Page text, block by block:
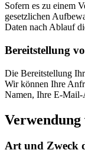
Sofern es zu einem
gesetzlichen
Daten nach Ablauf
Bereitstellung
Die Bereitstellung
Wir können Ihre
Namen, Ihre E-Mail-
Art und Zweck